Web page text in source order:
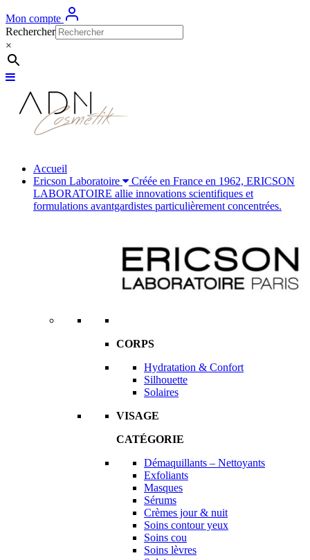
Mon compte
Rechercher
×
Accueil
Ericson Laboratoire
Créée en France en 1962, ERICSON
LABORATOIRE allie innovations scientifiques et
formulations avantgardistes particulièrement concentrées.
CORPS
Hydratation & Confort
Silhouette
Solaires
VISAGE
CATÉGORIE
Démaquillants – Nettoyants
Exfoliants
Masques
Sérums
Crèmes jour & nuit
Soins contour yeux
Soins cou
Soins lèvres